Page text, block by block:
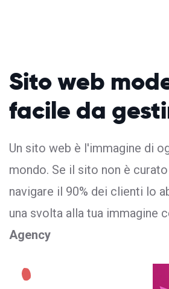
Sito web
facile da
Un sito web è l'immagine di
mondo. Se il sito non è
navigare il 90% dei clienti lo
una svolta alla tua immagine
Agency